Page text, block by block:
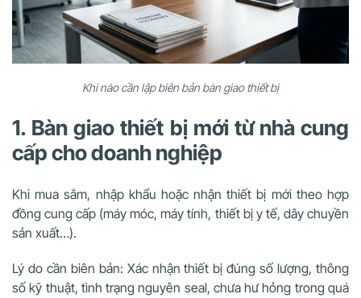
Khi nào cần lập biên bản bàn giao thiết bị
1. Bàn giao thiết bị mới từ nhà cung
cấp cho doanh nghiệp
Khi mua sắm, nhập khẩu hoặc nhận thiết bị mới theo hợp
đồng cung cấp (máy móc, máy tính, thiết bị y tế, dây chuyền
sản xuất…).
Lý do cần biên bản: Xác nhận thiết bị đúng số lượng, thông
số kỹ thuật, tình trạng nguyên seal, chưa hư hỏng trong quá